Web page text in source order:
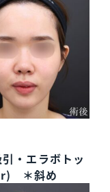
・エラボトッ
＊斜め